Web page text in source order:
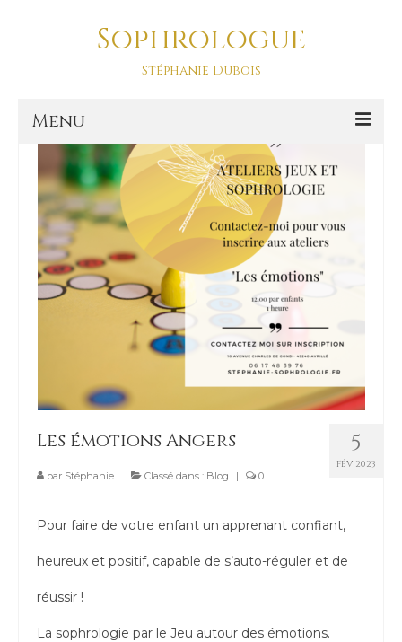
Sophrologue
Stéphanie Dubois
Menu
Accueil
Prestations
SOPHRO DANSE-ASD
Sophro Balade La Baule
La sophrologie
La sophrologie, c’est quoi ?
Contact
hypersensibilité TDAH
5
FÉV 2023
Les émotions Angers
par Stéphanie | Classé dans : Blog | 0
Pour faire de votre enfant un apprenant confiant,
heureux et positif, capable de s’auto-réguler et de
réussir !
La sophrologie par le Jeu autour des émotions.